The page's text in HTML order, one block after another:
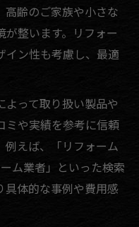
高齢のご家族や小さな
整います。リフォー
イン性も考慮し、最適
って取り扱い製品や
ミや実績を参考に信頼
例えば、「リフォーム
ム業者」といった検索
具体的な事例や費用感